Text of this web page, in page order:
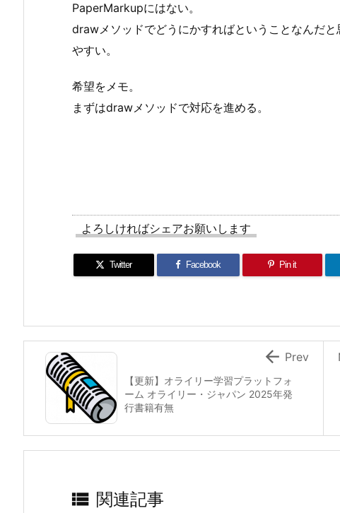
PaperMarkupにはない。
drawメソッドでどうにかすればということなんだ
やすい。
希望をメモ。
まずはdrawメソッドで対応を進める。
よろしければシェアお願いします
Twitter Facebook Pin it
【更新】オライリー学習プラットフォ
ーム オライリー・ジャパン 2025年発
行書籍有無
 Prev
 関連記事